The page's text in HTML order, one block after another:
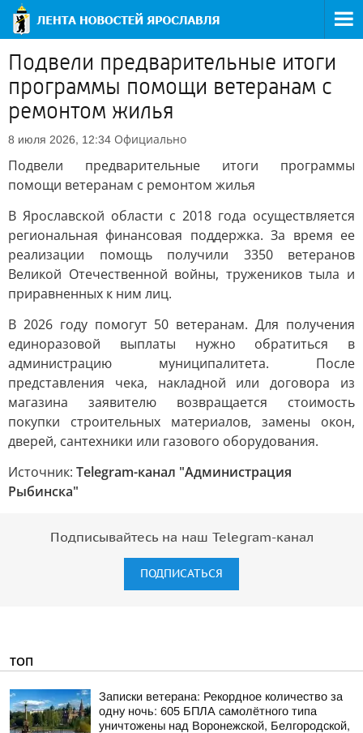
Подвели предварительные итоги
программы помощи ветеранам с
ремонтом жилья
8 июля 2026, 12:34 Официально
Подвели предварительные итоги программы
помощи ветеранам с ремонтом жилья
В Ярославской области с 2018 года осуществляется
региональная финансовая поддержка. За время ее
реализации помощь получили 3350 ветеранов
Великой Отечественной войны, тружеников тыла и
приравненных к ним лиц.
В 2026 году помогут 50 ветеранам. Для получения
единоразовой выплаты нужно обратиться в
администрацию муниципалитета. После
представления чека, накладной или договора из
магазина заявителю возвращается стоимость
покупки строительных материалов, замены окон,
дверей, сантехники или газового оборудования.
Источник: Telegram-канал "Администрация
Рыбинска"
Подписывайтесь на наш Telegram-канал
ПОДПИСАТЬСЯ
ТОП
Записки ветерана: Рекордное количество за
одну ночь: 605 БПЛА самолётного типа
уничтожены над Воронежской, Белгородской,